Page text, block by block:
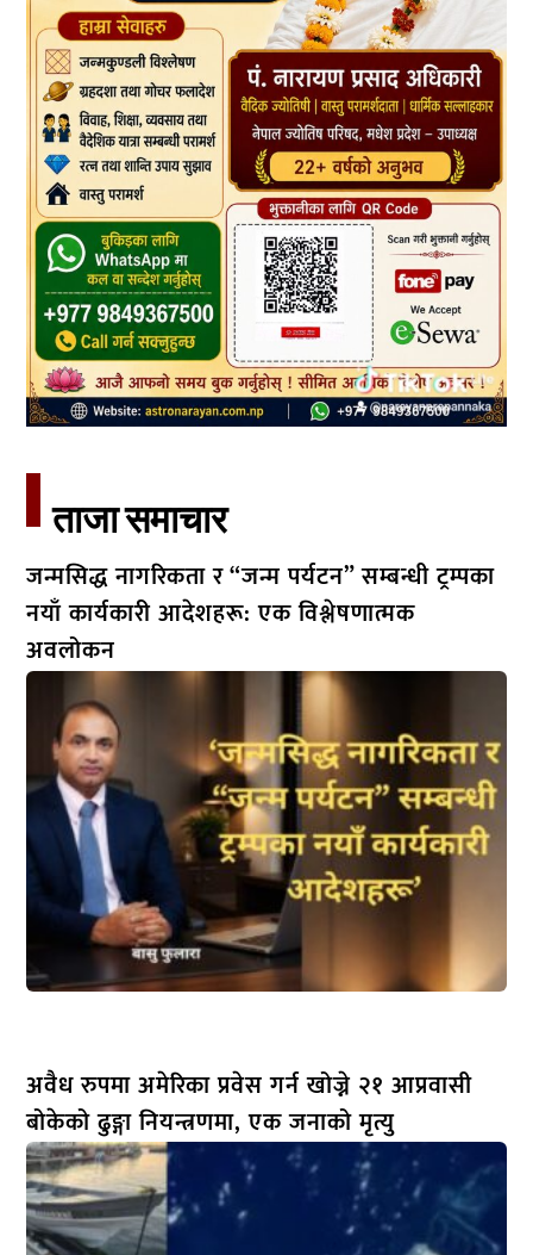
ताजा समाचार​
जन्मसिद्ध नागरिकता र “जन्म पर्यटन” सम्बन्धी ट्रम्पका
नयाँ कार्यकारी आदेशहरू: एक विश्लेषणात्मक
अवलोकन
अवैध रुपमा अमेरिका प्रवेस गर्न खोज्ने २१ आप्रवासी
बोकेको ढुङ्गा नियन्त्रणमा, एक जनाको मृत्यु